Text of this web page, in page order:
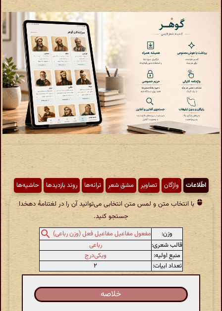
اطّلاعات واژگان تصاویر مشق شعر ترانه‌ها روند بازدیدها حاشیه‌ها
با انتخاب متن و لمس متن انتخابی می‌توانید آن را در لغتنامهٔ دهخدا
جستجو کنید.
وزن:
مفعول مفاعیل مفاعیل فعل (وزن رباعی)
قالب شعری:
رباعی
منبع اولیه:
ویکی‌درج
تعداد ابیات:
۲
خلاصه